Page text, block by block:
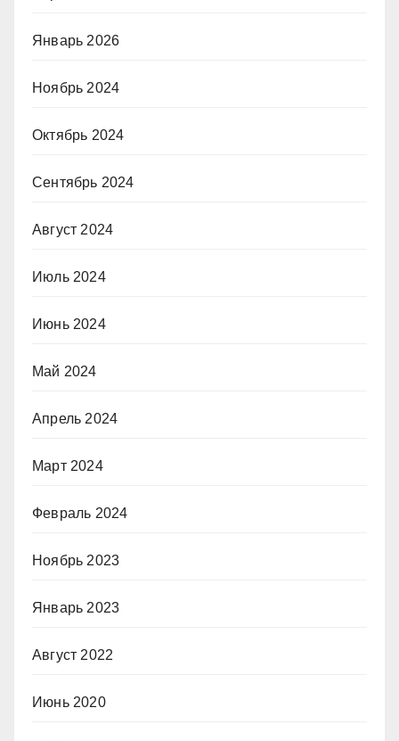
Январь 2026
Ноябрь 2024
Октябрь 2024
Сентябрь 2024
Август 2024
Июль 2024
Июнь 2024
Май 2024
Апрель 2024
Март 2024
Февраль 2024
Ноябрь 2023
Январь 2023
Август 2022
Июнь 2020